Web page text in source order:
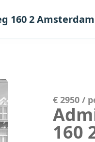
160 2 Amsterdam
€ 2950 /
160